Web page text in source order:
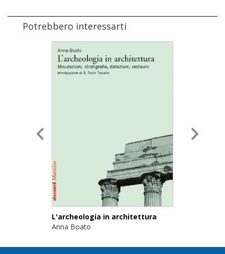
Potrebbero interessarti
L'archeologia in architettura
Anna Boato